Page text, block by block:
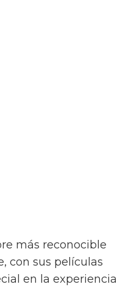
más reconocible
con sus películas
en la experiencia